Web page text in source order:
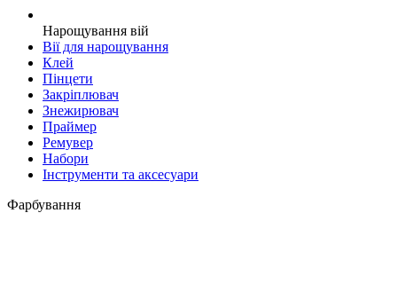
Нарощування вій
Вії для нарощування
Клей
Пінцети
Закріплювач
Знежирювач
Праймер
Ремувер
Набори
Інструменти та аксесуари
Фарбування